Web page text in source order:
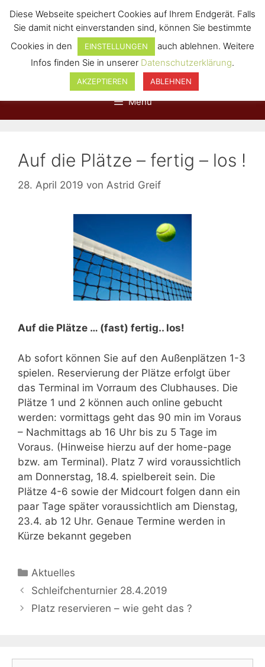
Menü
Auf die Plätze – fertig – los !
28. April 2019 von Astrid Greif
Auf die Plätze … (fast) fertig.. los!
Ab sofort können Sie auf den Außenplätzen 1-3
spielen. Reservierung der Plätze erfolgt über
das Terminal im Vorraum des Clubhauses. Die
Plätze 1 und 2 können auch online gebucht
werden: vormittags geht das 90 min im Voraus
– Nachmittags ab 16 Uhr bis zu 5 Tage im
Voraus. (Hinweise hierzu auf der home-page
bzw. am Terminal). Platz 7 wird voraussichtlich
am Donnerstag, 18.4. spielbereit sein. Die
Plätze 4-6 sowie der Midcourt folgen dann ein
paar Tage später voraussichtlich am Dienstag,
23.4. ab 12 Uhr. Genaue Termine werden in
Kürze bekannt gegeben
Aktuelles
Schleifchenturnier 28.4.2019
Platz reservieren – wie geht das ?
Diese Webseite speichert Cookies auf Ihrem Endgerät. Falls
Sie damit nicht einverstanden sind, können Sie bestimmte
Cookies in den
EINSTELLUNGEN
auch ablehnen. Weitere
Infos finden Sie in unserer Datenschutzerklärung.
AKZEPTIEREN ABLEHNEN